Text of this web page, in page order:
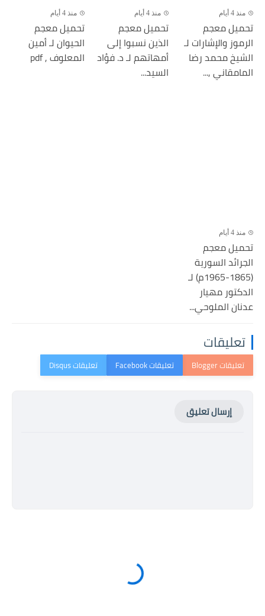
منذ 4 أيام
تحميل معجم
الرموز والإشارات لـ
الشيخ محمد رضا
المامقاني ,...
منذ 4 أيام
تحميل معجم
الذين نسبوا إلى
أمهاتهم لـ د. فؤاد
السيد...
منذ 4 أيام
تحميل معجم
الحيوان لـ أمين
المعلوف , pdf
منذ 4 أيام
تحميل معجم
الجرائد السورية
(1865-1965م) لـ
الدكتور مهيار
عدنان الملوحي...
تعليقات
إرسال تعليق